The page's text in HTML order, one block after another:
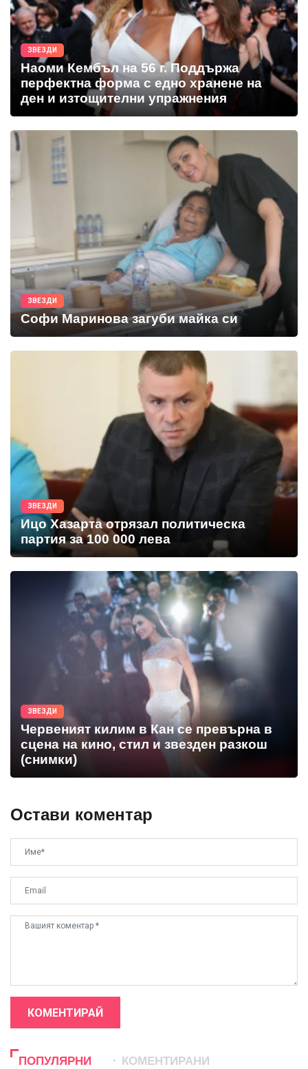
ЗВЕЗДИ
Наоми Кембъл на 56 г. Поддържа
перфектна форма с едно хранене на
ден и изтощителни упражнения
ЗВЕЗДИ
Софи Маринова загуби майка си
ЗВЕЗДИ
Ицо Хазарта отрязал политическа
партия за 100 000 лева
ЗВЕЗДИ
Червеният килим в Кан се превърна в
сцена на кино, стил и звезден разкош
(снимки)
Остави коментар
КОМЕНТИРАЙ
ПОПУЛЯРНИ КОМЕНТИРАНИ